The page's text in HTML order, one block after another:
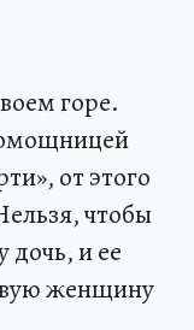
горе.
от этого
чтобы
дочь, и ее
женщину